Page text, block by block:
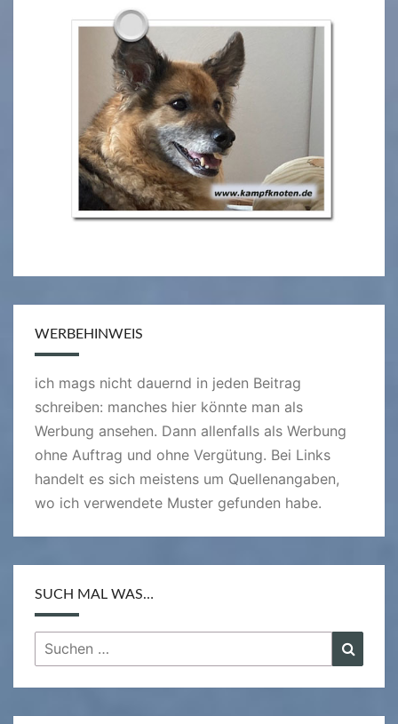
WERBEHINWEIS
ich mags nicht dauernd in jeden Beitrag
schreiben: manches hier könnte man als
Werbung ansehen. Dann allenfalls als Werbung
ohne Auftrag und ohne Vergütung. Bei Links
handelt es sich meistens um Quellenangaben,
wo ich verwendete Muster gefunden habe.
SUCH MAL WAS…
Suchen
nach: